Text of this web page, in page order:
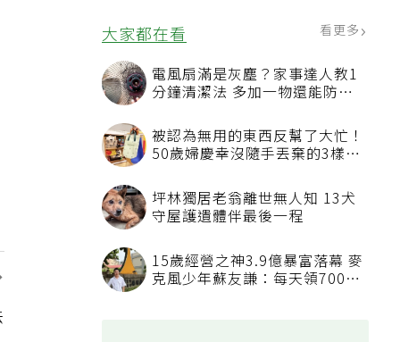
大家都在看 看更多
電風扇滿是灰塵？家事達人教1
分鐘清潔法 多加一物還能防髒
被認為無用的東西反幫了大忙！
50歲婦慶幸沒隨手丟棄的3樣物
坪林獨居老翁離世無人知 13犬
守屋護遺體伴最後一程
15歲經營之神3.9億暴富落幕 麥
克風少年蘇友謙：每天領700元